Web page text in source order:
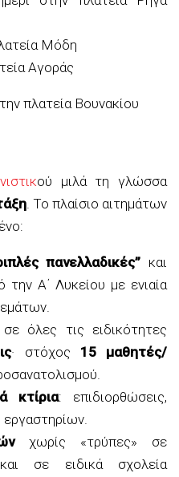
Μόδη
Αγοράς
πλατεία Βουνακίου
ού μιλά τη γλώσσα
. Το πλαίσιο αιτημάτων
πανελλαδικές” και
την Α΄ Λυκείου με ενιαία
όλες τις ειδικότητες
· στόχος 15 μαθητές/
κτίρια: επιδιορθώσεις,
χωρίς «τρύπες» σε
σε ειδικά σχολεία